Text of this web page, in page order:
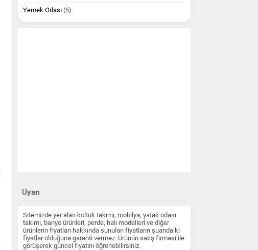
Yemek Odası (5)
Uyarı
Sitemizde yer alan koltuk takımı, mobilya, yatak odası
takımı, banyo ürünleri, perde, halı modelleri ve diğer
ürünlerin fiyatları hakkında sunulan fiyatların şuanda ki
fiyatlar olduğuna garanti vermez. Ürünün satış firması ile
görüşerek güncel fiyatını öğrenebilirsiniz.